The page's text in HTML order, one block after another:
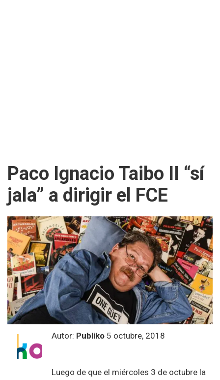
Paco Ignacio Taibo II “sí
jala” a dirigir el FCE
Autor: Publiko 5 octubre, 2018
Luego de que el miércoles 3 de octubre la